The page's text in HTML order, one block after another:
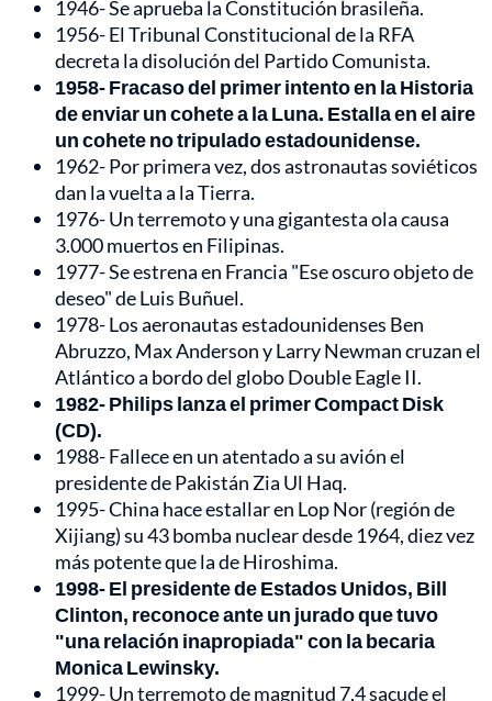
1946- Se aprueba la Constitución brasileña.
1956- El Tribunal Constitucional de la RFA
decreta la disolución del Partido Comunista.
1958- Fracaso del primer intento en la Historia
de enviar un cohete a la Luna. Estalla en el aire
un cohete no tripulado estadounidense.
1962- Por primera vez, dos astronautas soviéticos
dan la vuelta a la Tierra.
1976- Un terremoto y una gigantesta ola causa
3.000 muertos en Filipinas.
1977- Se estrena en Francia "Ese oscuro objeto de
deseo" de Luis Buñuel.
1978- Los aeronautas estadounidenses Ben
Abruzzo, Max Anderson y Larry Newman cruzan el
Atlántico a bordo del globo Double Eagle II.
1982- Philips lanza el primer Compact Disk
(CD).
1988- Fallece en un atentado a su avión el
presidente de Pakistán Zia Ul Haq.
1995- China hace estallar en Lop Nor (región de
Xijiang) su 43 bomba nuclear desde 1964, diez vez
más potente que la de Hiroshima.
1998- El presidente de Estados Unidos, Bill
Clinton, reconoce ante un jurado que tuvo
"una relación inapropiada" con la becaria
Monica Lewinsky.
1999- Un terremoto de magnitud 7,4 sacude el